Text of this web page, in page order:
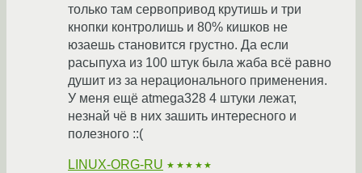
только там сервопривод крутишь и три
кнопки контролишь и 80% кишков не
юзаешь становится грустно. Да если
расыпуха из 100 штук была жаба всё равно
душит из за нерационального применения.
У меня ещё atmega328 4 штуки лежат,
незнай чё в них зашить интересного и
полезного ::(
LINUX-ORG-RU ★★★★★